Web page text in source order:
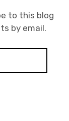
to this blog
by email.